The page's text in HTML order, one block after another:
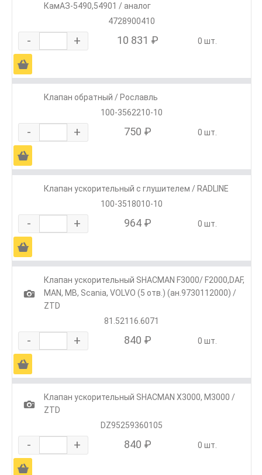
КамАЗ-5490,54901 / аналог
4728900410
- + 10 831 ₽ 0 шт.
Ä
Клапан обратный / Рославль
100-3562210-10
- + 750 ₽ 0 шт.
Ä
Клапан ускорительный с глушителем / RADLINE
100-3518010-10
- + 964 ₽ 0 шт.
Ä
1
Клапан ускорительный SHACMAN F3000/ F2000,DAF,
MAN, MB, Scania, VOLVO (5 отв.) (ан.9730112000) /
ZTD
81.52116.6071
- + 840 ₽ 0 шт.
Ä
1
Клапан ускорительный SHACMAN X3000, М3000 /
ZTD
DZ95259360105
- + 840 ₽ 0 шт.
Ä